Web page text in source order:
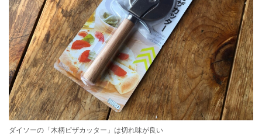
ダイソーの「木柄ピザカッター」は切れ味が良い